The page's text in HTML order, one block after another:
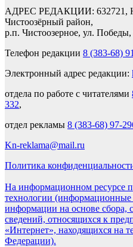
АДРЕС РЕДАКЦИИ: 632721,
Чистоозёрный район,
р.п. Чистоозерное, ул. Победы,
Телефон редакции 8 (383-68)
Электронный адрес редакции:
отдела по работе с читателями
332,
отдел рекламы 8 (383-68) 97-
Kn-reklama@mail.ru
Политика
На информационном ресурсе
технологии (информационные
информации на основе сбора,
сведений, относящихся к
«Интернет», находящихся на
Федерации).